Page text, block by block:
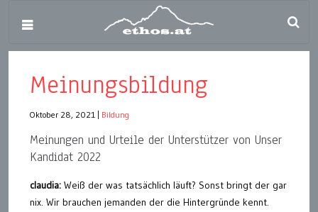
Meinungsbildung
Oktober 28, 2021 Bildung
Meinungen und Urteile der Unterstützer von Unser
Kandidat 2022
claudia: Weiß der was tatsächlich läuft? Sonst bringt der gar
nix. Wir brauchen jemanden der die Hintergründe kennt.